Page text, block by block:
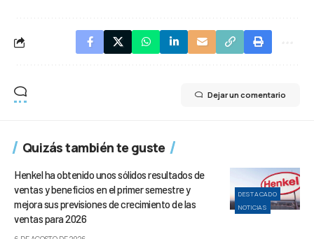
Dejar un comentario
Quizás también te guste
DESTACADO
NOTICIAS
Henkel ha obtenido unos sólidos resultados de
ventas y beneficios en el primer semestre y
mejora sus previsiones de crecimiento de las
ventas para 2026